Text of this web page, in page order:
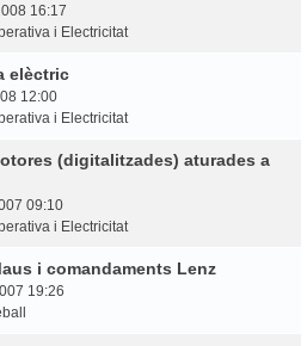
16:17
i Electricitat
elèctric
12:00
i Electricitat
(digitalitzades) aturades a
09:10
i Electricitat
i comandaments Lenz
19:26